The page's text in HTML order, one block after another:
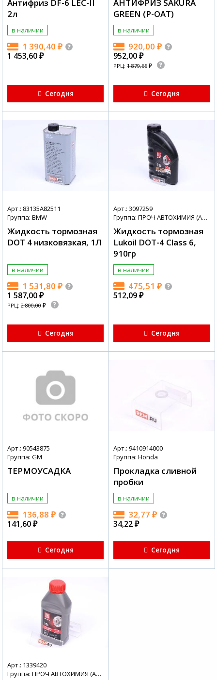
Антифриз DF-6 LEC-II
2л
в наличии
1 390,40 ₽
1 453,60₽
Сегодня
АНТИФРИЗ SAKURA
GREEN (P-OAT)
в наличии
920,00 ₽
952,00₽
РРЦ: 1 879,65 ₽
Сегодня
Арт.: 83135A82511
Группа: BMW
Жидкость тормозная
DOT 4 низковязкая, 1Л
в наличии
1 531,80 ₽
1 587,00₽
РРЦ: 2 800,00 ₽
Сегодня
Арт.: 3097259
Группа: ПРОЧ АВТОХИМИЯ (АВТОХИМИЯ + МАСЛА)
Жидкость тормозная
Lukoil DOT-4 Class 6,
910гр
в наличии
475,51 ₽
512,09₽
Сегодня
Арт.: 90543875
Группа: GM
ТЕРМОУСАДКА
в наличии
136,88 ₽
141,60₽
Сегодня
Арт.: 9410914000
Группа: Honda
Прокладка сливной
пробки
в наличии
32,77 ₽
34,22₽
Сегодня
Арт.: 1339420
Группа: ПРОЧ АВТОХИМИЯ (АВТОХИМИЯ + МАСЛА)